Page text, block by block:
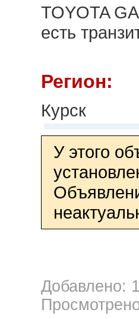
TOYOTA
есть
Регион:
Курск
У этого
Добавлено: